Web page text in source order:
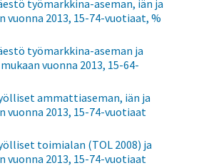
työmarkkina-aseman, iän ja
vuonna 2013, 15-74-vuotiaat, %
työmarkkina-aseman ja
vuonna 2013, 15-64-
ammattiaseman, iän ja
vuonna 2013, 15-74-vuotiaat
toimialan (TOL 2008) ja
vuonna 2013, 15-74-vuotiaat